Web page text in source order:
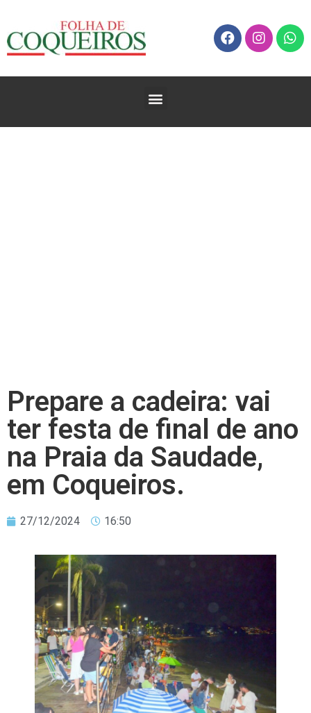
Prepare a cadeira: vai
ter festa de final de ano
na Praia da Saudade,
em Coqueiros.
27/12/2024 16:50